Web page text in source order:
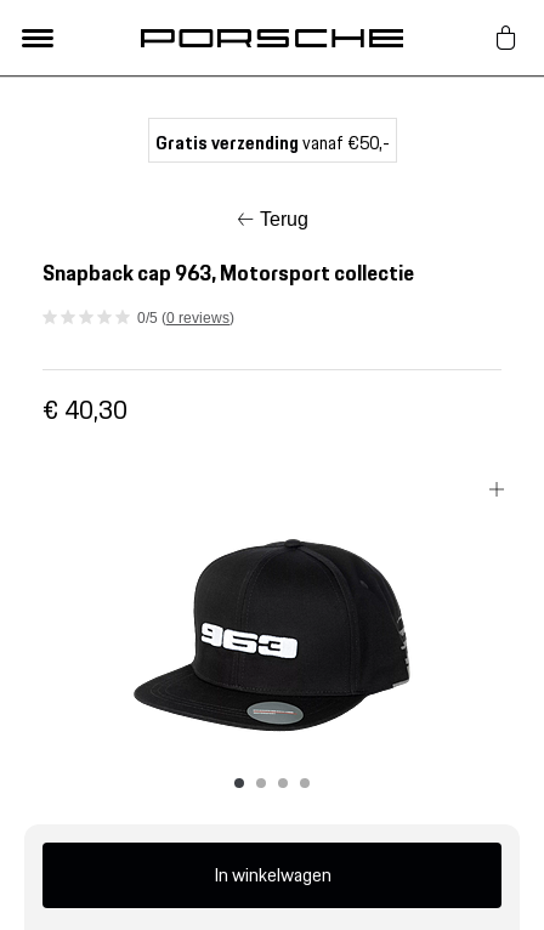
Nieuw
Acties
Meer Porsche
Gratis verzendingvanaf €50,-
Terug
Snapback cap 963, Motorsport collectie
0/5 (0 reviews)
€ 40,30
In winkelwagen